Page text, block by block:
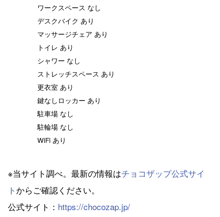
ワークスペース なし
デスクバイク あり
マッサージチェア あり
トイレ あり
シャワー なし
ストレッチスペース あり
更衣室 あり
鍵なしロッカー あり
駐車場 なし
駐輪場 なし
WiFi あり
※当サイト調べ。最新の情報はチョコザップ公式サイ
ト からご確認ください。
公式サイト： https://chocozap.jp/